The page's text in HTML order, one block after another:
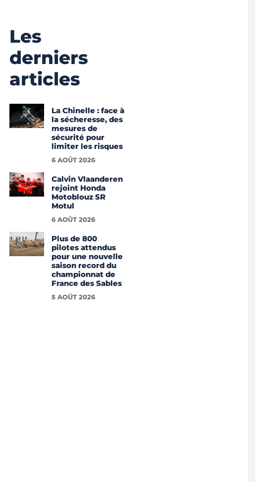
Les
derniers
articles
La Chinelle : face à
la sécheresse, des
mesures de
sécurité pour
limiter les risques
6 AOÛT 2026
Calvin Vlaanderen
rejoint Honda
Motoblouz SR
Motul
6 AOÛT 2026
Plus de 800
pilotes attendus
pour une nouvelle
saison record du
championnat de
France des Sables
5 AOÛT 2026